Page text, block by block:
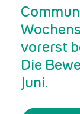
vorerst
Die
Juni.